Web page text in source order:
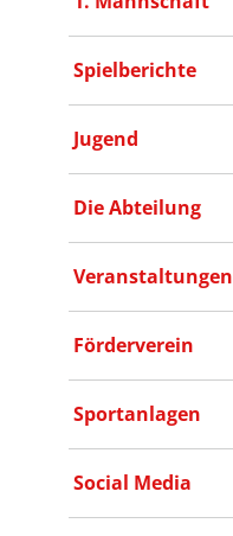
Spielberichte
Jugend
Die Abteilung
Veranstaltungen
Förderverein
Sportanlagen
Social Media